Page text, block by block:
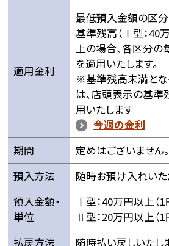
適用金利
最低預入金額の区分
基準残高（Ⅰ型：40
上の場合、各区分
を適用いたします。
※基準残高未満とな
は、店頭表示の基
用いたします
今週の金利
期間
定めはございません。
預入方法
随時お預け入れいた
預入金額・
単位
Ⅰ型：40万円以上（1
Ⅱ型：20万円以上（1
払戻方法
随時払い戻しいたし